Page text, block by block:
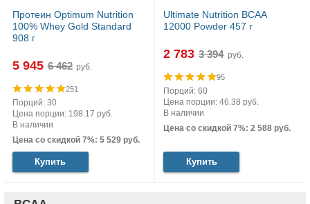
Протеин Optimum Nutrition
100% Whey Gold Standard
908 г
5 945 руб.
251
Порций: 30
Цена порции: 198.17 руб.
В наличии
Цена со скидкой 7%: 5 529 руб.
Купить
Ultimate Nutrition BCAA
12000 Powder 457 г
2 783 руб.
95
Порций: 60
Цена порции: 46.38 руб.
В наличии
Цена со скидкой 7%: 2 588 руб.
Купить